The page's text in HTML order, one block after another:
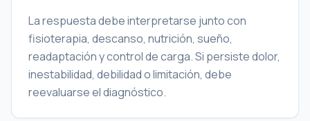
La respuesta debe interpretarse junto con
fisioterapia, descanso, nutrición, sueño,
readaptación y control de carga. Si persiste dolor,
inestabilidad, debilidad o limitación, debe
reevaluarse el diagnóstico.